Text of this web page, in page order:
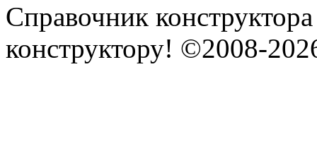
Справочник
конструктору! ©2008-